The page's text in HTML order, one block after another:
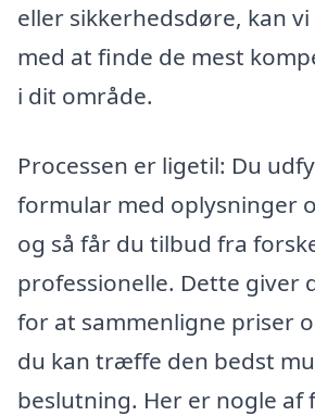
eller sikkerhedsdøre, kan
med at finde de mest
i dit område.
Processen er ligetil: Du
formular med oplysninger
og så får du tilbud fra
professionelle. Dette giver
for at sammenligne priser
du kan træffe den bedst
beslutning. Her er nogle af